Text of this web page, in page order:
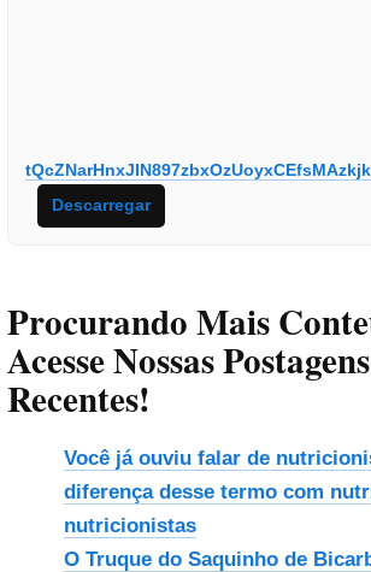
Descarregar
Procurando Mais
Acesse Nossas
Recentes!
Você já ouviu falar de
diferença desse termo com
nutricionistas
O Truque do Saquinho de